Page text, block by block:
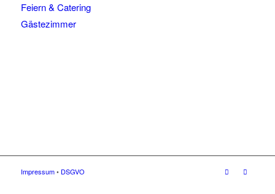
Feiern & Catering
Gästezimmer
Impressum• DSGVO